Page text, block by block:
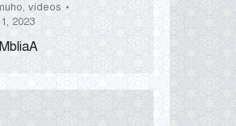
, videos
2023